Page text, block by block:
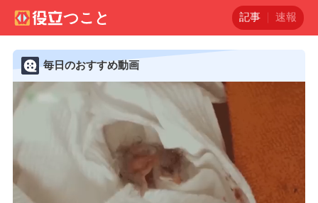
記事 速報
毎日のおすすめ動画